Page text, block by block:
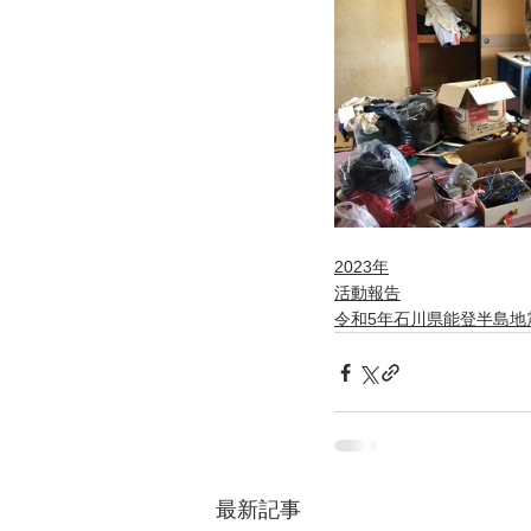
2023年
活動報告
令和5年石川県能登半島地
最新記事